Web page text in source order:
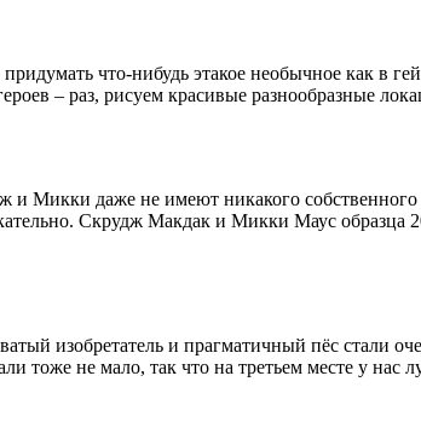
что-нибудь этакое необычное как в
– раз, рисуем красивые разнообразные
и Микки даже не имеют никакого
Скрудж Макдак и Микки Маус образца
изобретатель и прагматичный пёс стали
тоже не мало, так что на третьем месте у нас